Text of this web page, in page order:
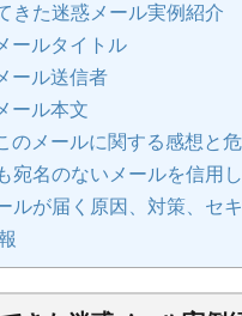
きた迷惑メール実例紹介
ールタイトル
ール送信者
ール本文
のメールに関する感想と
宛名のないメールを信用
ルが届く原因、対策、セ